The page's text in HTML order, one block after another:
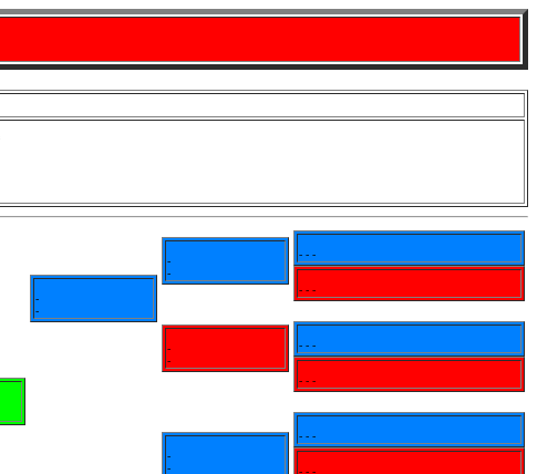
-
-
-
-
-
-
-
-
- - -
- - -
- - -
- - -
- - -
- - -